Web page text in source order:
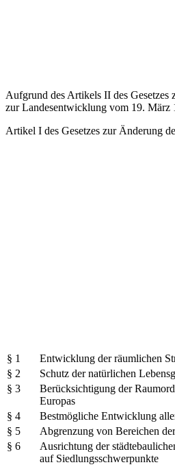
Aufgrund des Artikels II des
zur Landesentwicklung vom 19.
Artikel I des Gesetzes zur Änderung
§ 1
Entwicklung der räumlichen
§ 2
Schutz der natürlichen
§ 3
Berücksichtigung der
Europas
§ 4
Bestmögliche Entwicklung
§ 5
Abgrenzung von Bereichen
§ 6
Ausrichtung der
auf Siedlungsschwerpunkte